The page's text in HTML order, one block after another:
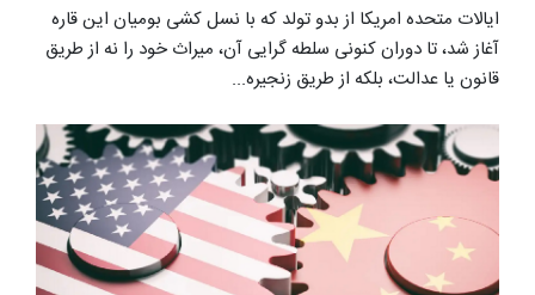
ایالات متحده امریکا از بدو تولد که با نسل کشی بومیان این قاره
آغاز شد، تا دوران کنونی سلطه گرایی آن، میراث خود را نه از طریق
قانون یا عدالت، بلکه از طریق زنجیره...